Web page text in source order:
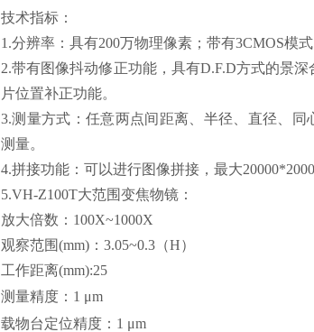
技术指标：
1.分辨率：具有200万物理像素；带有3CMOS模
2.带有图像抖动修正功能，具有D.F.D方式的景
片位置补正功能。
3.测量方式：任意两点间距离、半径、直径、
测量。
4.拼接功能：可以进行图像拼接，最大
5.VH-Z100T大范围变焦物镜：
放大倍数：100X~1000X
观察范围(mm)：3.05~0.3（H）
工作距离(mm):25
测量精度：1 μm
载物台定位精度：1 μm